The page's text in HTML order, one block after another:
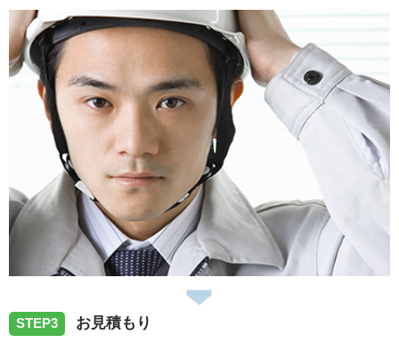
鳥取県八頭郡智頭町へ浴室蛇口の水漏れ修理に伺いまし
た。
2025/11/18
鳥取県鳥取市南町へトイレの水漏れ修理に伺いました。
2025/10/22
鳥取県鳥取市北園へ浴室蛇口水漏れの修理依頼でお伺いさ
STEP3 お見積もり